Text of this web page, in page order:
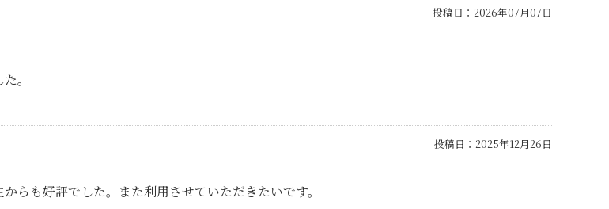
投稿日： 2026年07月07日
。
投稿日： 2025年12月26日
らも好評でした。また利用させていただきたいです。